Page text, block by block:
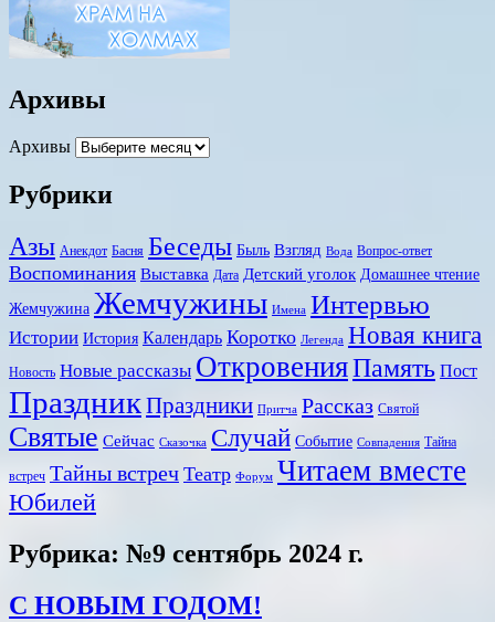
Архивы
Архивы
Рубрики
Азы Анекдот Басня Беседы Быль Взгляд Вода Вопрос-ответ
Воспоминания Выставка Дата Детский уголок Домашнее чтение
Жемчужина Жемчужины Имена Интервью
Истории История Календарь Коротко Легенда Новая книга
Новость Новые рассказы ОткровенияПамять Пост
ПраздникПраздники Притча Рассказ Святой
Святые Сейчас Сказочка Случай Событие Совпадения Тайна
встреч Тайны встреч Театр Форум Читаем вместе
Юбилей
Рубрика: №9 сентябрь 2024 г.
С НОВЫМ ГОДОМ!